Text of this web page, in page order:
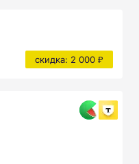
скидка: 2 000 ₽